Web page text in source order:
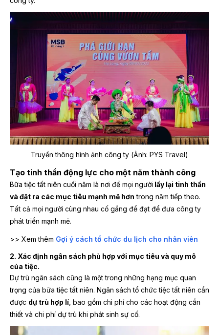
Truyền thông hình ảnh công ty (Ảnh: PYS Travel)
Tạo tinh thần động lực cho một năm thành công
Bữa tiệc tất niên cuối năm là nơi để mọi người lấy lại tinh thần
và đặt ra các mục tiêu mạnh mẽ hơn trong năm tiếp theo.
Tất cả mọi người cùng nhau cố gắng để đạt để đưa công ty
phát triển mạnh mẽ.
>> Xem thêm Gợi ý cách tổ chức du lịch cho nhân viên
2. Xác định ngân sách phù hợp với mục tiêu và quy mô
của tiệc.
Dự trù ngân sách cũng là một trong những hạng mục quan
trọng của bữa tiệc tất niên. Ngân sách tổ chức tiệc tất niên cần
được dự trù hợp lí, bao gồm chi phí cho các hoạt động cần
thiết và chi phí dự trù khi phát sinh sự cố.